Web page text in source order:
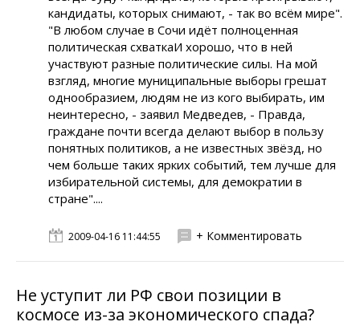
кандидаты, которых снимают, - так во всём мире".
"В любом случае в Сочи идёт полноценная
политическая схваткаИ хорошо, что в ней
участвуют разные политические силы. На мой
взгляд, многие муниципальные выборы грешат
однообразием, людям не из кого выбирать, им
неинтересно, - заявил Медведев, - Правда,
граждане почти всегда делают выбор в пользу
понятных политиков, а не известных звёзд, но
чем больше таких ярких событий, тем лучше для
избирательной системы, для демократии в
стране"....
2009-04-16 11:44:55 + Комментировать
Не уступит ли РФ свои позиции в
космосе из-за экономического спада?